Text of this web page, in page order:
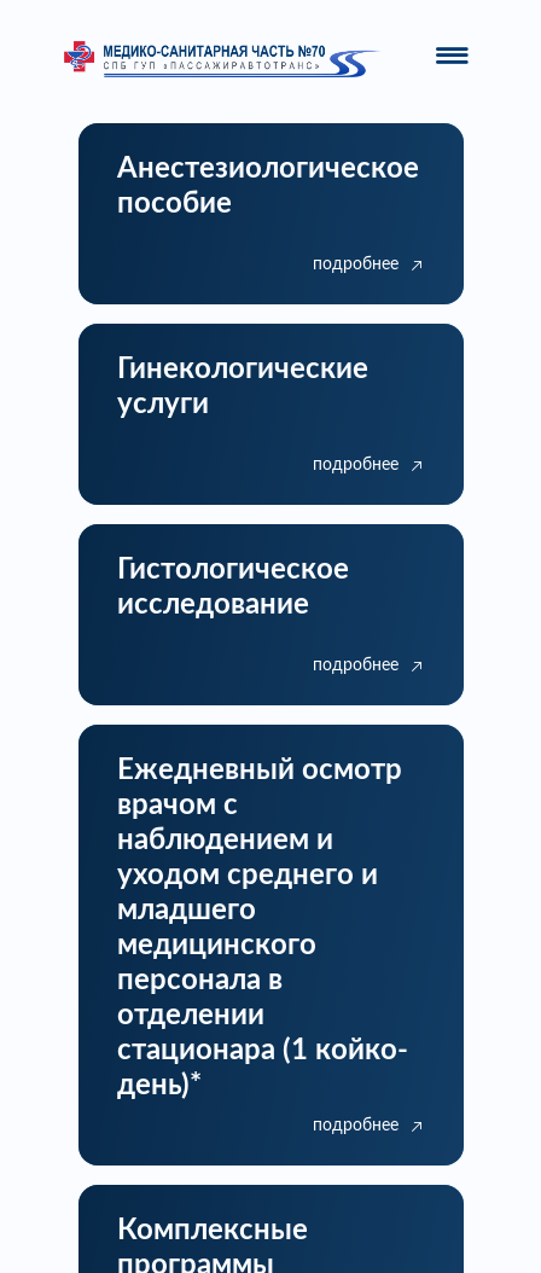
Анестезиологическое
пособие
подробнее
Гинекологические
услуги
подробнее
Гистологическое
исследование
подробнее
Ежедневный осмотр
врачом с
наблюдением и
уходом среднего и
младшего
медицинского
персонала в
отделении
стационара (1 койко-
день)*
подробнее
Комплексные
программы